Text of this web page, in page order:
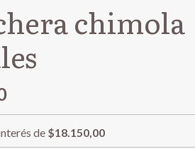
chimola
de $18.150,00